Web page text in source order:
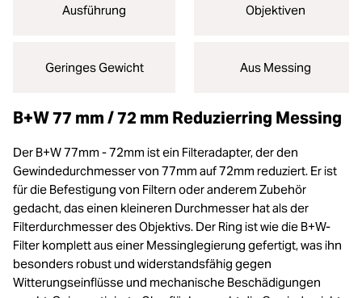
Ausführung
Objektiven
Geringes Gewicht Aus Messing
B+W 77 mm / 72 mm Reduzierring Messing
Der B+W 77mm - 72mm ist ein Filteradapter, der den
Gewindedurchmesser von 77mm auf 72mm reduziert. Er ist
für die Befestigung von Filtern oder anderem Zubehör
gedacht, das einen kleineren Durchmesser hat als der
Filterdurchmesser des Objektivs. Der Ring ist wie die B+W-
Filter komplett aus einer Messinglegierung gefertigt, was ihn
besonders robust und widerstandsfähig gegen
Witterungseinflüsse und mechanische Beschädigungen